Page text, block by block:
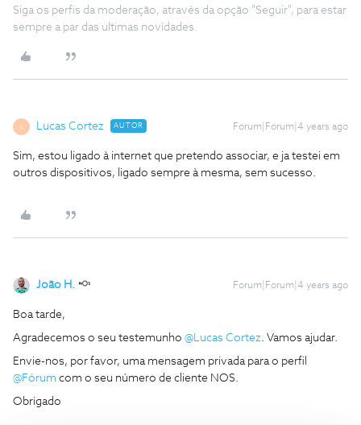
Siga os perfis da moderação, através da opção "Seguir", para estar
sempre a par das ultimas novidades.
Lucas Cortez AUTOR Forum|Forum|4 years ago
Sim, estou ligado à internet que pretendo associar, e ja testei em
outros dispositivos, ligado sempre à mesma, sem sucesso.
João H. Forum|Forum|4 years ago
Boa tarde,
Agradecemos o seu testemunho @Lucas Cortez. Vamos ajudar.
Envie-nos, por favor, uma mensagem privada para o perfil
@Fórum com o seu número de cliente NOS.
Obrigado